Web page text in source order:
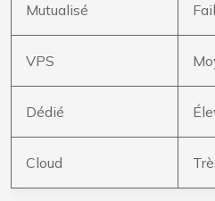
Mutualisé
VPS
Dédié
Cloud